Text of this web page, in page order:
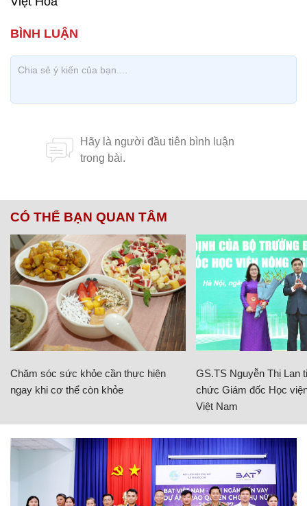
CÓ THỂ BẠN QUAN TÂM
Chăm sóc sức khỏe cần thực hiện
ngay khi cơ thể còn khỏe
GS.TS Nguyễn Thị Lan
chức Giám đốc Học
Việt Nam